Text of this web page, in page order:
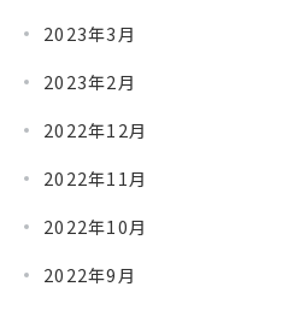
2023年3月
2023年2月
2022年12月
2022年11月
2022年10月
2022年9月